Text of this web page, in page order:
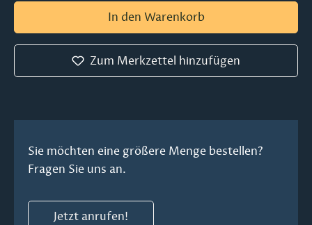
In den Warenkorb
Zum Merkzettel hinzufügen
Sie möchten eine größere Menge bestellen?
Fragen Sie uns an.
Jetzt anrufen!